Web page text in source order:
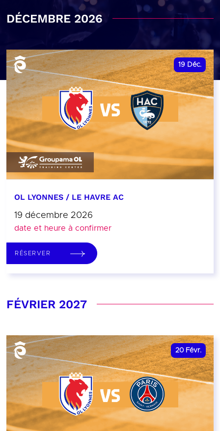
DÉCEMBRE 2026
19 Déc.
OL LYONNES / LE HAVRE AC
19 décembre 2026
date et heure à confirmer
RÉSERVER
FÉVRIER 2027
20 Févr.